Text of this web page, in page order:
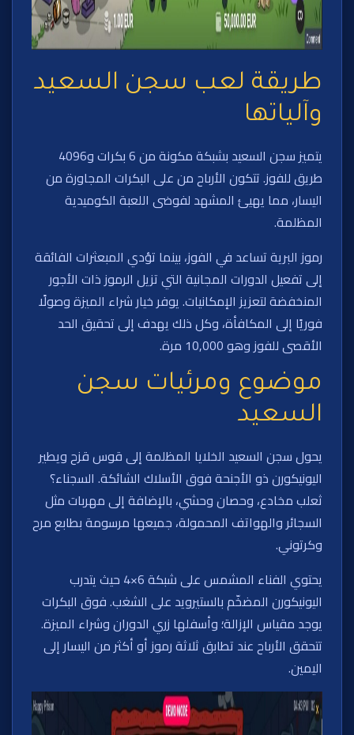
طريقة لعب سجن السعيد
وآلياتها
يتميز سجن السعيد بشبكة مكونة من 6 بكرات و4096
طريق للفوز. تتكون الأرباح من على البكرات المجاورة من
اليسار، مما يهيئ المشهد لفوضى اللعبة الكوميدية
المظلمة.
رموز البرية تساعد في الفوز، بينما تؤدي المبعثرات الفائقة
إلى تفعيل الدورات المجانية التي تزيل الرموز ذات الأجور
المنخفضة لتعزيز الإمكانيات. يوفر خيار شراء الميزة وصولًا
فوريًا إلى المكافأة، وكل ذلك يهدف إلى تحقيق الحد
الأقصى للفوز وهو 10,000 مرة.
موضوع ومرئيات سجن
السعيد
يحول سجن السعيد الخلايا المظلمة إلى قوس قزح ويطير
اليونيكورن ذو الأجنحة فوق الأسلاك الشائكة. السجناء؟
ثعلب مخادع، وحصان وحشي، بالإضافة إلى مهربات مثل
السجائر والهواتف المحمولة، جميعها مرسومة بطابع مرح
وكرتوني.
يحتوي الفناء المشمس على شبكة 6×4 حيث يتدرب
اليونيكورن المضخّم بالستيرويد على الشغب. فوق البكرات
يوجد مقياس الإزالة؛ وأسفلها زري الدوران وشراء الميزة.
تتحقق الأرباح عند تطابق ثلاثة رموز أو أكثر من اليسار إلى
اليمين.